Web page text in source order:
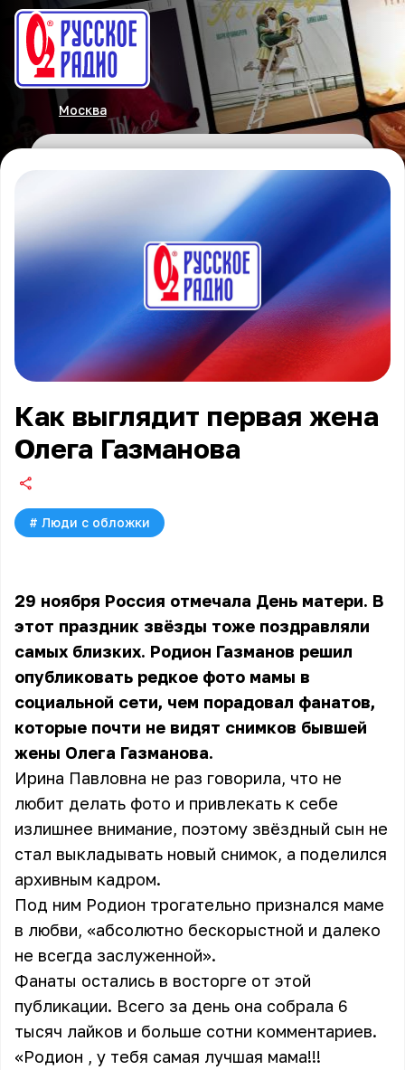
Москва
Как выглядит первая жена
Олега Газманова
# Люди с обложки
29 ноября Россия отмечала День матери. В
этот праздник звёзды тоже поздравляли
самых близких. Родион Газманов решил
опубликовать редкое фото мамы в
социальной сети, чем порадовал фанатов,
которые почти не видят снимков бывшей
жены Олега Газманова.
Ирина Павловна не раз говорила, что не
любит делать фото и привлекать к себе
излишнее внимание, поэтому звёздный сын не
стал выкладывать новый снимок, а поделился
архивным кадром.
Под ним Родион трогательно признался маме
в любви, «абсолютно бескорыстной и далеко
не всегда заслуженной».
Фанаты остались в восторге от этой
публикации. Всего за день она собрала 6
тысяч лайков и больше сотни комментариев.
«Родион , у тебя самая лучшая мама!!!